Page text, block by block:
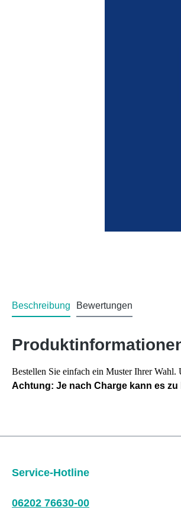
Beschreibung Bewertungen
Bestellen Sie einfach ein Muster Ihrer
Achtung: Je nach Charge kann es
Service-Hotline
06202 76630-00